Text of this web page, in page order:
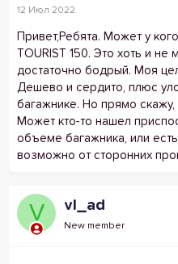
12 Июл 2022
Привет,Ребята. Может у
TOURIST 150. Это хоть и не
достаточно бодрый. Моя
Дешево и сердито, плюс
багажнике. Но прямо
Может кто-то нашел
объеме багажника, или
возможно от сторонних
V vl_ad
New member